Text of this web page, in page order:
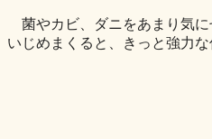
菌やカビ、ダニをあまり気に
いじめまくると、きっと強力